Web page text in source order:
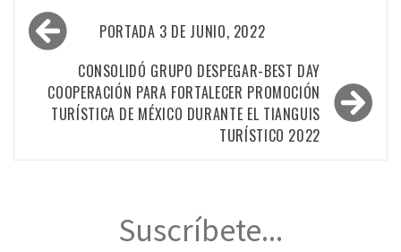
Navegación
de
entradas
PORTADA 3 DE JUNIO, 2022
CONSOLIDÓ GRUPO DESPEGAR-BEST DAY
COOPERACIÓN PARA FORTALECER PROMOCIÓN
TURÍSTICA DE MÉXICO DURANTE EL TIANGUIS
TURÍSTICO 2022
Suscríbete...